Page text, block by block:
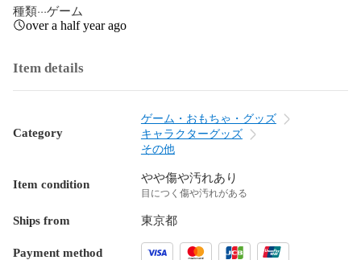
種類···ゲーム
over a half year ago
Item details
Category
ゲーム・おもちゃ・グッズ
キャラクターグッズ
その他
Item condition やや傷や汚れあり
目につく傷や汚れがある
Ships from 東京都
Payment method